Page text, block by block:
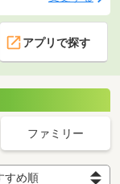
アプリで探す
ファミリー